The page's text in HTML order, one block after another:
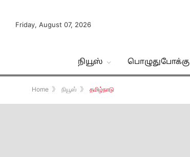
Friday, August 07, 2026
நியூஸ் பொழுதுபோக்கு
Home 》 நியூஸ் 》 தமிழ்நாடு